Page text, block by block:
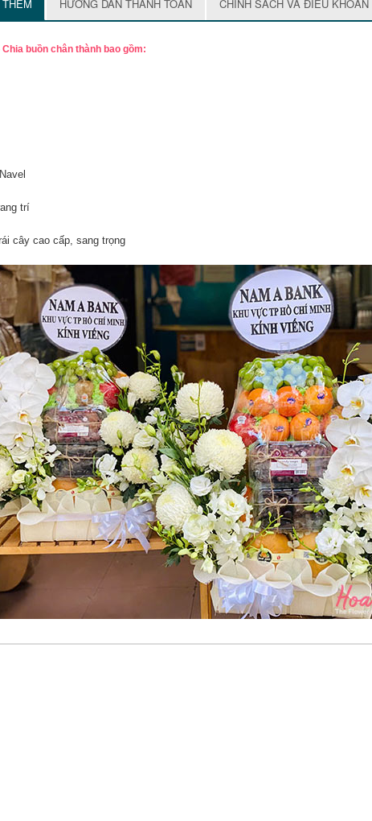
HƯỚNG DẪN THANH TOÁN CHÍNH SÁCH VÀ ĐIỀU KHOẢN
buồn chân thành bao gồm:
trí
cây cao cấp, sang trọng